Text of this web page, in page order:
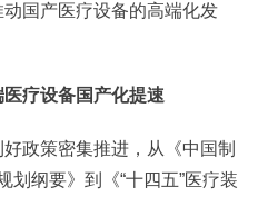
国产医疗设备的高端化发
疗设备国产化提速
政策密集推进，从《中国制
纲要》到《“十四五”医疗装